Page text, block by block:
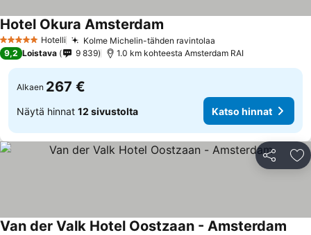
5 Tähtiluokitus
Hotelli Kolme Michelin-tähden ravintolaa
Hotel Okura Amsterdam
9,2 Loistava 9 839 1.0 km kohteesta Amsterdam RAI
Alkaen 267 €
Näytä hinnat 12 sivustolta Katso hinnat
Jaa
Van der Valk Hotel Oostzaan - Amsterdam